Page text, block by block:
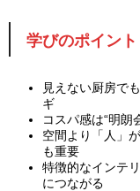
学びのポイント
見えない厨房で
ギ
コスパ感は“明朗
空間より「人」
も重要
特徴的なインテ
につながる